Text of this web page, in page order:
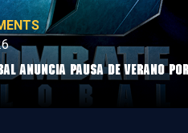
ANUNCIA PAUSA DE VERANO POR